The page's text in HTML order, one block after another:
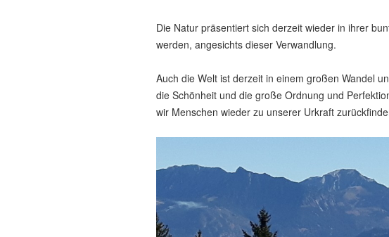
Die Natur präsentiert sich derzeit wieder in ihrer
werden, angesichts dieser Verwandlung.
Auch die Welt ist derzeit in einem großen Wandel
die Schönheit und die große Ordnung und
wir Menschen wieder zu unserer Urkraft